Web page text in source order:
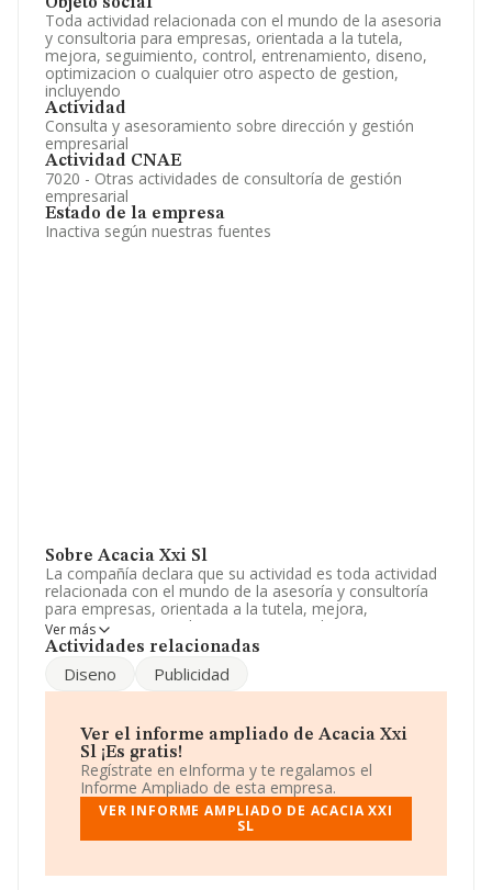
Toda actividad relacionada con el mundo de la asesoria
y consultoria para empresas, orientada a la tutela,
mejora, seguimiento, control, entrenamiento, diseno,
optimizacion o cualquier otro aspecto de gestion,
incluyendo
Actividad
Consulta y asesoramiento sobre dirección y gestión
empresarial
Actividad CNAE
7020 - Otras actividades de consultoría de gestión
empresarial
Estado de la empresa
Inactiva según nuestras fuentes
Sobre Acacia Xxi Sl
La compañía declara que su actividad es toda actividad
relacionada con el mundo de la asesoría y consultoría
para empresas, orientada a la tutela, mejora,
seguimiento, control, entrenamiento, diseño,
optimizacion o cualquier otro aspecto de gestión,
Mercantil como Sociedad Limitada. Su CNAE
corresponde a 7020 con código '%cnae%'. La compañía
La sociedad española
Acacia Xxi S.L
B83408856, se encuentra en Camino De Ganapanes
núm. 25 Esc Izq 8º A, (28035), en el municipio de Madrid,
Madrid.
En relación con el sector y disponiendo de los datos de
nacional alcanza los 15.184 millones de euros y se
Ver más
Actividades relacionadas
Diseno Publicidad
Ver el informe ampliado de Acacia Xxi
Sl ¡Es gratis!
Regístrate en eInforma y te regalamos el
Informe Ampliado de esta empresa.
VER INFORME AMPLIADO DE ACACIA XXI
SL